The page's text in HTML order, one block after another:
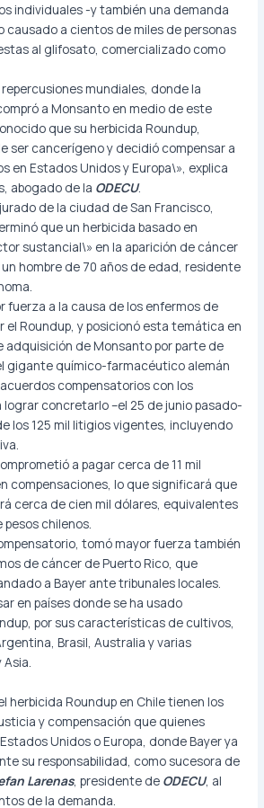
individuales -y también una demanda
causado a cientos de miles de personas
al glifosato, comercializado como
mundiales, donde la
a Monsanto en medio de este
que su herbicida Roundup,
ser cancerígeno y decidió compensar a
en Estados Unidos y Europa\», explica
abogado de la ODECU.
de la ciudad de San Francisco,
que un herbicida basado en
sustancial\» en la aparición de cáncer
hombre de 70 años de edad, residente
fuerza a la causa de los enfermos de
Roundup, y posicionó esta temática en
adquisición de Monsanto por parte de
gigante químico-farmacéutico alemán
compensatorios con los
concretarlo –el 25 de junio pasado-
los 125 mil litigios vigentes, incluyendo
a pagar cerca de 11 mil
compensaciones, lo que significará que
cerca de cien mil dólares, equivalentes
pesos chilenos.
tomó mayor fuerza también
de cáncer de Puerto Rico, que
a Bayer ante tribunales locales.
en países donde se ha usado
por sus características de cultivos,
Brasil, Australia y varias
herbicida Roundup en Chile tienen los
y compensación que quienes
Unidos o Europa, donde Bayer ya
su responsabilidad, como sucesora de
Larenas, presidente de ODECU, al
de la demanda.